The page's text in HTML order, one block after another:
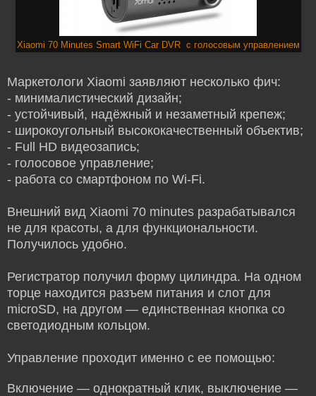
Xiaomi 70 Minutes Smart WiFi Car DVR с голосовым управлением
Маркетологи Xiaomi заявляют несколько фич:
- минималистический дизайн;
- устойчивый, надёжный и незаметный крепеж;
- широкоугольный высококачественный объектив;
- Full HD видеозапись;
- голосовое управление;
- работа со смартфоном по Wi-Fi.
Внешний вид Xiaomi 70 minutes разрабатывался
не для красоты, а для функциональности.
Получилось удобно.
Регистратор получил форму цилиндра. На одном
торце находится разъем питания и слот для
microSD, на другом — единственная кнопка со
светодиодным кольцом.
Управление проходит именно с ее помощью:
Включение — однократный клик, выключение —